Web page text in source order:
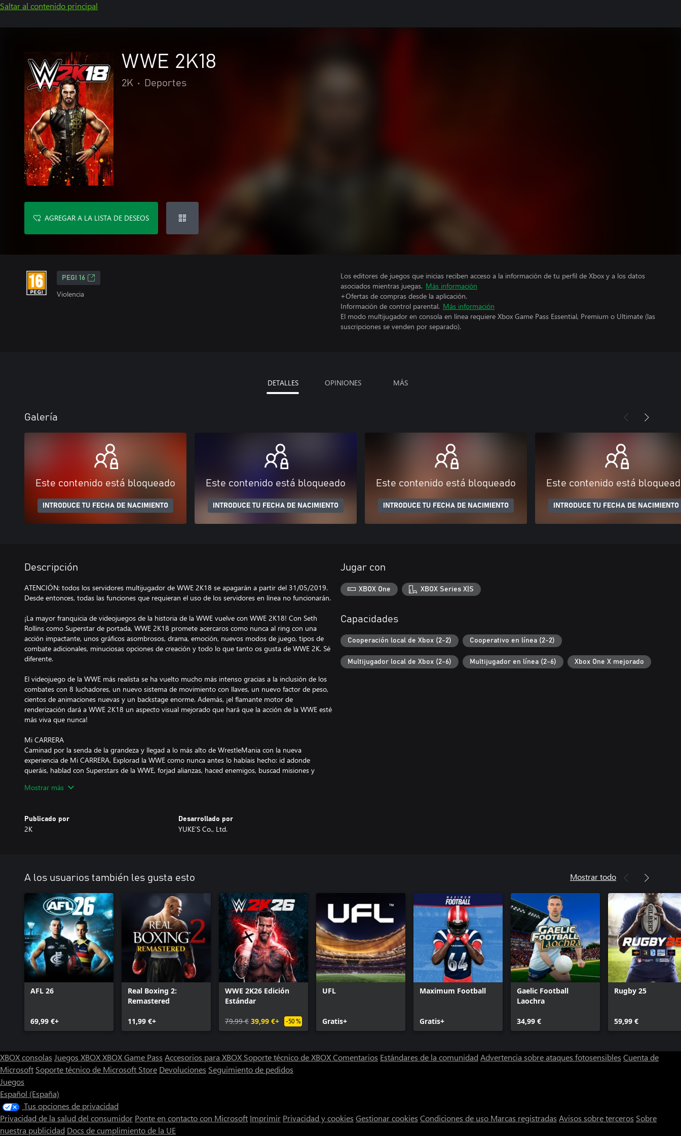
Saltar al contenido principal
WWE 2K18
2K • Deportes
AGREGAR A LA LISTA DE DESEOS
PEGI 16
Violencia
Los editores de juegos que inicias reciben acceso a la información de tu perfil de Xbox y a los datos
asociados mientras juegas. Más información
+Ofertas de compras desde la aplicación.
Información de control parental. Más información
El modo multijugador en consola en línea requiere Xbox Game Pass Essential, Premium o Ultimate (las
suscripciones se venden por separado).
DETALLES OPINIONES MÁS
Galería
Este contenido está bloqueado
INTRODUCE TU FECHA DE NACIMIENTO
Este contenido está bloqueado
INTRODUCE TU FECHA DE NACIMIENTO
Este contenido está bloqueado
INTRODUCE TU FECHA DE NACIMIENTO
Este contenido está
INTRODUCE TU FECHA DE NACIMIENTO
Descripción
ATENCIÓN: todos los servidores multijugador de WWE 2K18 se apagarán a partir del 31/05/2019.
Desde entonces, todas las funciones que requieran el uso de los servidores en línea no funcionarán.
¡La mayor franquicia de videojuegos de la historia de la WWE vuelve con WWE 2K18! Con Seth
Rollins como Superstar de portada, WWE 2K18 promete acercaros como nunca al ring con una
acción impactante, unos gráficos asombrosos, drama, emoción, nuevos modos de juego, tipos de
combate adicionales, minuciosas opciones de creación y todo lo que tanto os gusta de WWE 2K. Sé
diferente.
El videojuego de la WWE más realista se ha vuelto mucho más intenso gracias a la inclusión de los
combates con 8 luchadores, un nuevo sistema de movimiento con llaves, un nuevo factor de peso,
cientos de animaciones nuevas y un backstage enorme. Además, ¡el flamante motor de
renderización dará a WWE 2K18 un aspecto visual mejorado que hará que la acción de la WWE esté
más viva que nunca!
Mi CARRERA
Caminad por la senda de la grandeza y llegad a lo más alto de WrestleMania con la nueva
experiencia de Mi CARRERA. Explorad la WWE como nunca antes lo habíais hecho: id adonde
queráis, hablad con Superstars de la WWE, forjad alianzas, haced enemigos, buscad misiones y
Glory! Competid contra rivales en línea para mejorar a vuestro Mi JUGADOR y obtener
desbloqueables, potenciadores y mejoras con los que aseguraros un hueco en los eventos
¡Personalizad la WWE como nunca antes con unas herramientas de personalización aún más
minuciosas y una nueva opción de combates personalizados! El gran sistema de creación también
ofrece más opciones para Crea una Superstar, Crea un vídeo y Crea una arena.
En serio, ¡EL ROSTER MÁS GRANDE JAMÁS VISTO!
¡Sed los mejores del ring con un montón de vuestras Superstars legendarias, de la WWE y de NXT!
No es broma, ¡WWE 2K18 contiene el roster más completo de todos, con las mejores y más
brillantes Superstars de la WWE que jamás hayan pisado un ring!
Mostrar más
Publicado por
2K
Desarrollado por
YUKE’S Co., Ltd.
Jugar con
XBOX One XBOX Series X|S
Capacidades
Cooperación local de Xbox (2-2) Cooperativo en línea (2-2)
Multijugador local de Xbox (2-6) Multijugador en línea (2-6) Xbox One X mejorado
A los usuarios también les gusta esto Mostrar todo
AFL 26
69,99 €+
Real Boxing 2:
Remastered
11,99 €+
WWE 2K26 Edición
Estándar
79,99 € 39,99 €+ -50 %
UFL
Gratis+
Maximum Football
Gratis+
Gaelic Football
Laochra
34,99 €
Rugby 25
59,99 €
XBOX consolas Juegos XBOXXBOX Game Pass Accesorios para XBOX Soporte técnico de XBOXComentarios Estándares de la comunidad Advertencia sobre ataques fotosensibles Cuenta de
Microsoft Soporte técnico de Microsoft Store Devoluciones Seguimiento de pedidos
Juegos
Español (España)
Tus opciones de privacidad
Privacidad de la salud del consumidor Ponte en contacto con Microsoft Imprimir Privacidad y cookies Gestionar cookies Condiciones de uso Marcas registradas Avisos sobre terceros Sobre
nuestra publicidad Docs de cumplimiento de la UE